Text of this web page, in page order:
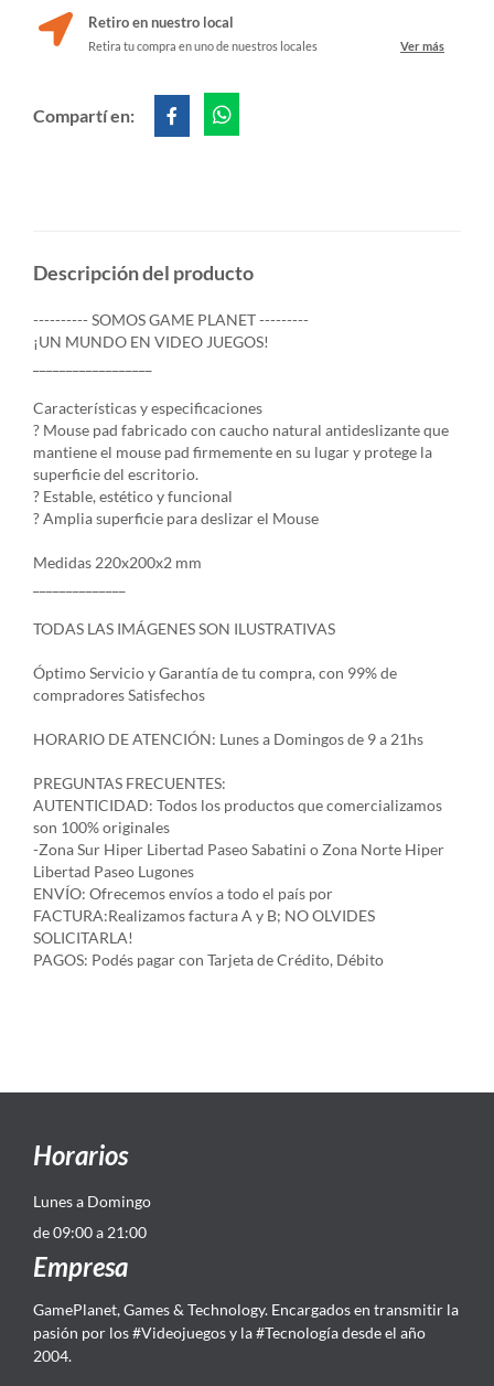
Retiro en nuestro local
Retira tu compra en uno de nuestros locales Ver más
Compartí en:
Descripción del producto
---------- SOMOS GAME PLANET ---------
¡UN MUNDO EN VIDEO JUEGOS!
Características y especificaciones
? Mouse pad fabricado con caucho natural antideslizante que
mantiene el mouse pad firmemente en su lugar y protege la
superficie del escritorio.
? Estable, estético y funcional
? Amplia superficie para deslizar el Mouse
Medidas 220x200x2 mm
TODAS LAS IMÁGENES SON ILUSTRATIVAS
Óptimo Servicio y Garantía de tu compra, con 99% de
compradores Satisfechos
HORARIO DE ATENCIÓN: Lunes a Domingos de 9 a 21hs
PREGUNTAS FRECUENTES:
AUTENTICIDAD: Todos los productos que comercializamos
son 100% originales
-Zona Sur Hiper Libertad Paseo Sabatini o Zona Norte Hiper
Libertad Paseo Lugones
ENVÍO: Ofrecemos envíos a todo el país por
FACTURA:Realizamos factura A y B; NO OLVIDES
SOLICITARLA!
PAGOS: Podés pagar con Tarjeta de Crédito, Débito
Horarios
Lunes a Domingo
de 09:00 a 21:00
Empresa
GamePlanet, Games & Technology. Encargados en transmitir la
pasión por los #Videojuegos y la #Tecnología desde el año
2004.